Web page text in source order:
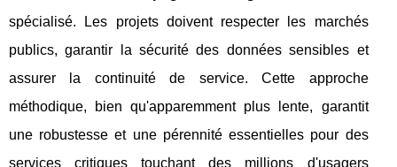
spécialisé. Les projets doivent respecter les marchés
publics, garantir la sécurité des données sensibles et
assurer la continuité de service. Cette approche
méthodique, bien qu'apparemment plus lente, garantit
une robustesse et une pérennité essentielles pour des
services critiques touchant des millions d'usagers